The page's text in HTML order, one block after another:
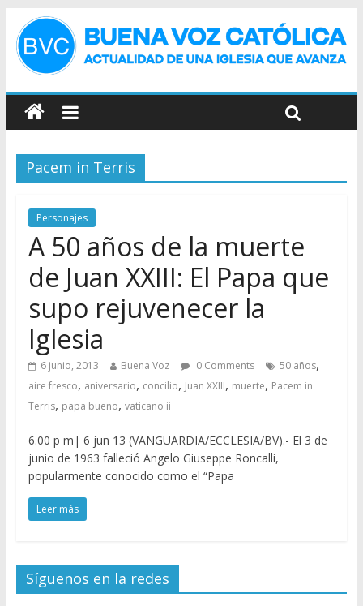
Pacem in Terris
Personajes
A 50 años de la muerte
de Juan XXIII: El Papa que
supo rejuvenecer la
Iglesia
6 junio, 2013 Buena Voz 0 Comments 50 años,
aire fresco, aniversario, concilio, Juan XXIII, muerte, Pacem in
Terris, papa bueno, vaticano ii
6.00 p m| 6 jun 13 (VANGUARDIA/ECCLESIA/BV).- El 3 de
junio de 1963 falleció Angelo Giuseppe Roncalli,
popularmente conocido como el “Papa
Leer más
Síguenos en la redes